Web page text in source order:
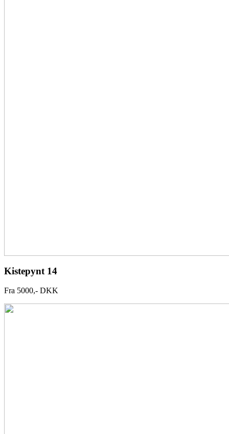
Kistepynt 14
Fra 5000,- DKK